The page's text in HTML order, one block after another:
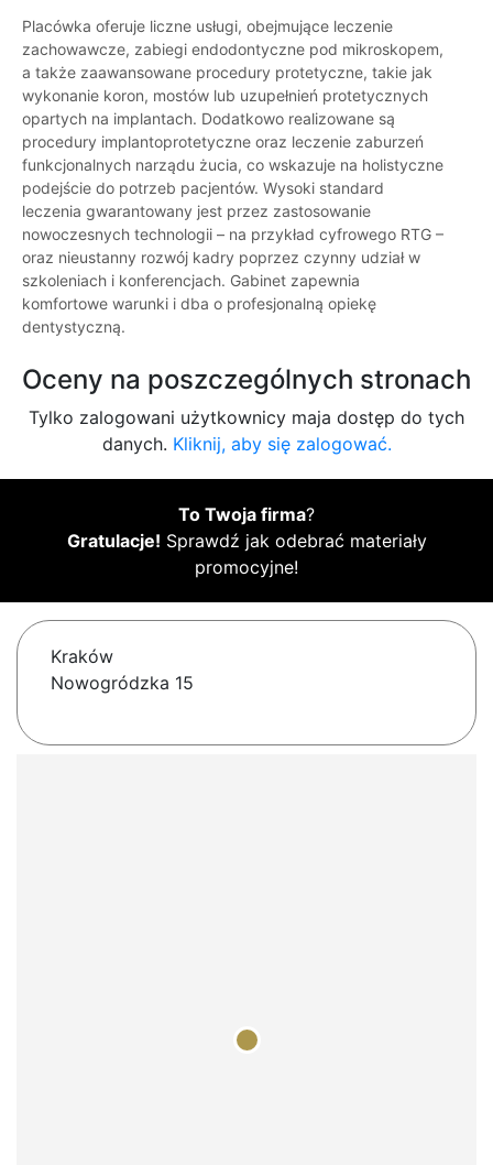
Placówka oferuje liczne usługi, obejmujące leczenie
zachowawcze, zabiegi endodontyczne pod mikroskopem,
a także zaawansowane procedury protetyczne, takie jak
wykonanie koron, mostów lub uzupełnień protetycznych
opartych na implantach. Dodatkowo realizowane są
procedury implantoprotetyczne oraz leczenie zaburzeń
funkcjonalnych narządu żucia, co wskazuje na holistyczne
podejście do potrzeb pacjentów. Wysoki standard
leczenia gwarantowany jest przez zastosowanie
nowoczesnych technologii – na przykład cyfrowego RTG –
oraz nieustanny rozwój kadry poprzez czynny udział w
szkoleniach i konferencjach. Gabinet zapewnia
komfortowe warunki i dba o profesjonalną opiekę
dentystyczną.
Oceny na poszczególnych stronach
Tylko zalogowani użytkownicy maja dostęp do tych
danych. Kliknij, aby się zalogować.
To Twoja firma?
Gratulacje! Sprawdź jak odebrać materiały
promocyjne!
Kraków
Nowogródzka 15